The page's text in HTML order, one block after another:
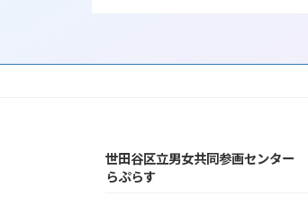
世田谷区立男女共同参画センター
らぷらす